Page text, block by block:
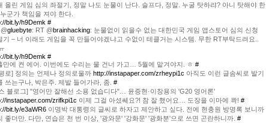
올린 게임 심의 좌절기, 정말 나도 눈물이 난다. 슬프다, 정말. 누굴 탓하랴? 아니 탓해야 한
군가 책임을 져야 한다.
bit.ly/h9Demk #
gluebyte: RT @brainhacking: 눈물없이 읽을수 없는 대한민국 게임 앱스토어 심의 신청
기 – 너 이래도 게임을 꼭 만들어야겠냐고 수없이 테클거는 시스템. 무한 RT부탁드려요..
bit.ly/h9Demk #
만에 켠 에어. 이번에도 수리는 물 건너 가고… 5월에 맡겨야지. ㅎ #
로] 정의는 언제나 정의로울까 http://instapaper.com/zrheypi1c 아직도 이런 글솜씨로 발기
쓰는구나, 박은주. 제발 들어가라, 좀. #
블로그] "영어만 잘해선 소용 없습디다"… 윤증현·이창용의 'G20 영어론'
instapaper.com/zrifkpi1c 이제 그걸 아셨쎄요?! 참 잘 했어요… 도장을 이마에 콱! #
bit.ly/e3aWR6 이명박 대통령의 글씨로 하자고 제안하고 싶다. 전에 현충원 방명록 보니까
좋더만. 다만, 연습은 천 번 이상, '광와문' '강화문' '광화분'으로 쓰면 곤란하니까. #